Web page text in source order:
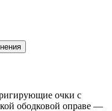
очки с
ободковой оправе —